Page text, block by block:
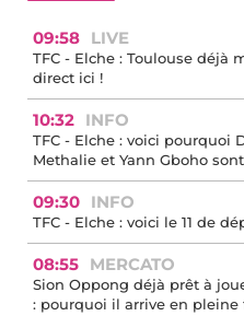
09:58 LIVE
TFC - Elche : Toulouse déjà
direct ici !
10:32 INFO
TFC - Elche : voici pourquoi
Methalie et Yann Gboho
09:30 INFO
TFC - Elche : voici le 11 de
08:55 MERCATO
Sion Oppong déjà prêt à
: pourquoi il arrive en pleine